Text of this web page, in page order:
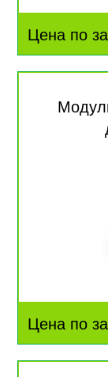
Цена по
Цена по